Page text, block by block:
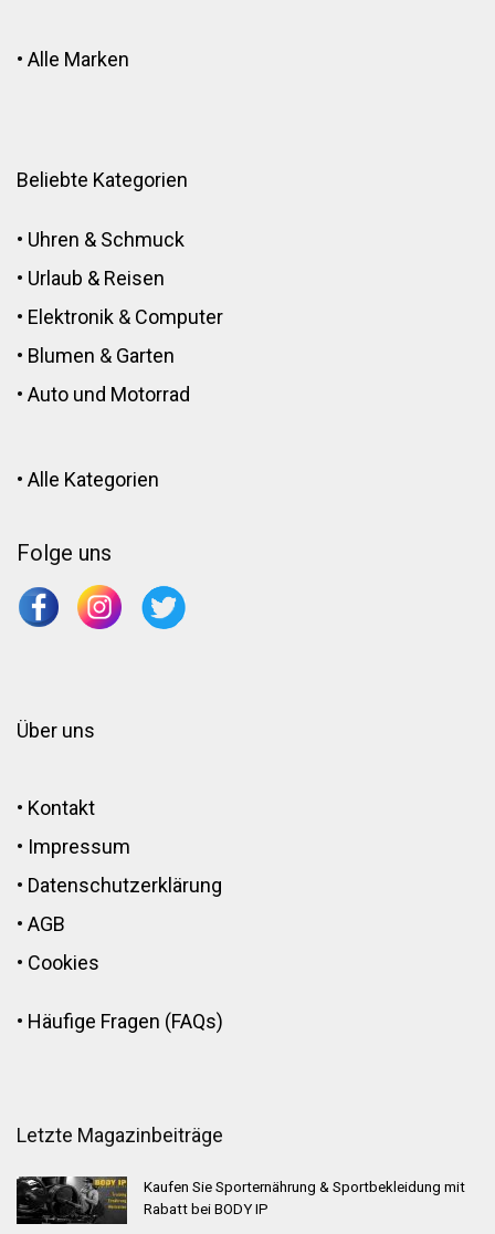
• Alle Marken
Beliebte Kategorien
• Uhren & Schmuck
• Urlaub & Reisen
• Elektronik & Computer
• Blumen & Garten
• Auto und Motorrad
• Alle Kategorien
Folge uns
Über uns
• Kontakt
• Impressum
• Datenschutzerklärung
• AGB
• Cookies
• Häufige Fragen (FAQs)
Letzte Magazinbeiträge
Kaufen Sie Sporternährung & Sportbekleidung mit
Rabatt bei BODY IP